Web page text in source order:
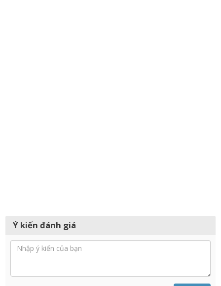
Ý kiến đánh giá